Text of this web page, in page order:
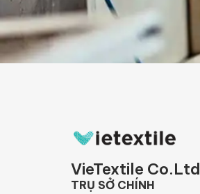
VieTextile Co.Ltd
TRỤ SỞ CHÍNH